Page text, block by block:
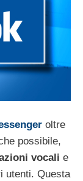
oltre
possibile,
vocali e
utenti. Questa